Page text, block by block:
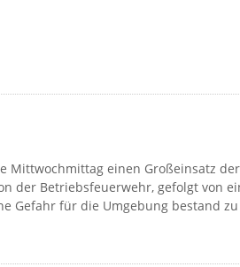
einen Großeinsatz
der Betriebsfeuerwehr, gefolgt von
Gefahr für die Umgebung bestand